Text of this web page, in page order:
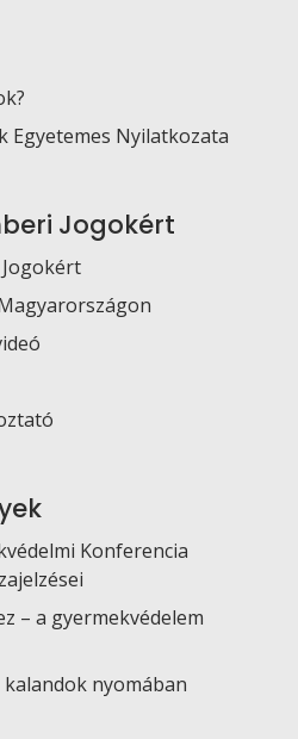
Egyetemes Nyilatkozata
Jogokért
Konferencia
– a gyermekvédelem
nyomában